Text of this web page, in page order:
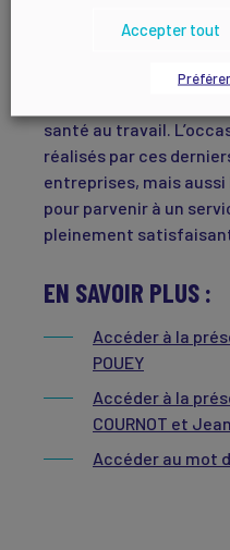
En clôture des
FORNOVILLE – A2P et
santé au travail.
réalisés par ces
entreprises, mais
pour parvenir à un
pleinement
EN SAVOIR PLUS :
Accéder à la
POUEY
Accéder à la
COURNOT et
Accéder au mot
Accepter tout